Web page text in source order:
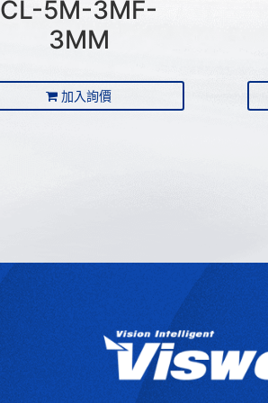
CL-5M-3MF-
3MM
加入詢價